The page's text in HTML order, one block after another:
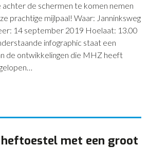
de schermen te komen nemen
prachtige mijlpaal! Waar: Janninksweg
14 september 2019 Hoelaat: 13.00
infographic staat een
de ontwikkelingen die MHZ heeft
heftoestel met een groot